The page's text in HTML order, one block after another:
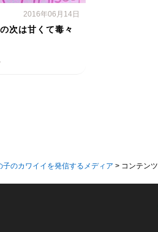
2016年06月14日
次は甘くて毒々
子のカワイイを発信するメディア > コンテンツ